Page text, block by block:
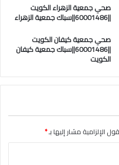
صحي جمعية الزهراء الكويت
||60001486||سباك جمعية الزهراء
صحي جمعية كيفان الكويت
||60001486||سباك جمعية كيفان
الكويت
الإلزامية مشار إليها بـ*